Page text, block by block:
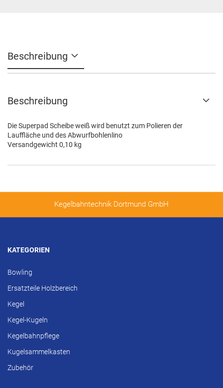
Beschreibung
Beschreibung
Die Superpad Scheibe weiß wird benutzt zum Polieren der
Lauffläche und des Abwurfbohlenlino
Versandgewicht 0,10 kg
Kegelbahntechnik Dortmund GmbH
KATEGORIEN
Bowling
Ersatzteile Holzbereich
Kegel
Kegel-Kugeln
Kegelbahnpflege
Kugelsammelkasten
Zubehör